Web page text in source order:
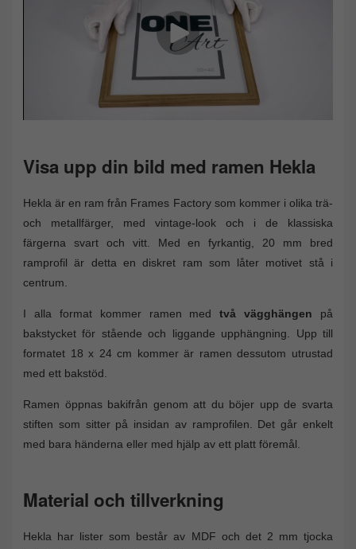
Visa upp din bild med ramen Hekla
Hekla är en ram från Frames Factory som kommer i olika trä-
och metallfärger, med vintage-look och i de klassiska
färgerna svart och vitt. Med en fyrkantig, 20 mm bred
ramprofil är detta en diskret ram som låter motivet stå i
centrum.
I alla format kommer ramen medtvå vägghängen på
bakstycket för stående och liggande upphängning. Upp till
formatet 18 x 24 cm kommer är ramen dessutom utrustad
med ett bakstöd.
Ramen öppnas bakifrån genom att du böjer upp de svarta
stiften som sitter på insidan av ramprofilen. Det går enkelt
med bara händerna eller med hjälp av ett platt föremål.
Material och tillverkning
Hekla har lister som består av MDF och det 2 mm tjocka